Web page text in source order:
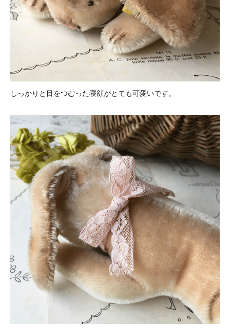
しっかりと目をつむった寝顔がとても可愛いです。